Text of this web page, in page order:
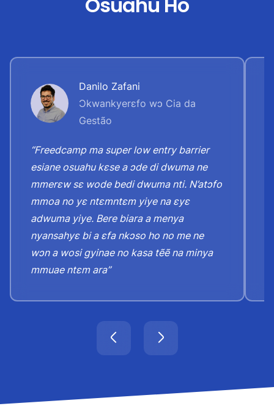
Danilo Zafani
Ɔkwankyerɛfo wɔ Cia da
Gestão
“Freedcamp ma super low entry barrier
esiane osuahu kɛse a ɔde di dwuma ne
mmerɛw sɛ wode bedi dwuma nti. N’atɔfo
mmoa no yɛ ntɛmntɛm yiye na ɛyɛ
adwuma yiye. Bere biara a menya
nyansahyɛ bi a ɛfa nkɔso ho no me ne
wɔn a wosi gyinae no kasa tẽẽ na minya
mmuae ntɛm ara”